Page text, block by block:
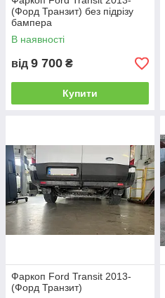
(Форд Транзит) без підрізу
бампера
В наявності
від 9 700 ₴
Купити
Фаркоп Ford Transit 2013-
(Форд Транзит)